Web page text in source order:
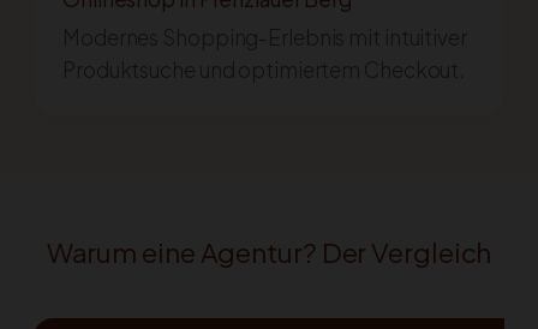
Warum eine Agentur? Der Vergleich